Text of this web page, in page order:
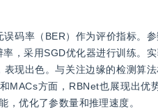
码率（BER）作为评价指标。
，采用SGD优化器进行训练。
现出色。与关注边缘的检测算
MACs方面，RBNet也展现出优
，优化了参数量和推理速度。